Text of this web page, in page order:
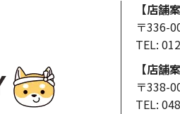
【店舗
〒336-
TEL:
【店舗
〒338-
TEL: